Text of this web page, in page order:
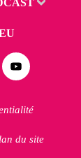
du site